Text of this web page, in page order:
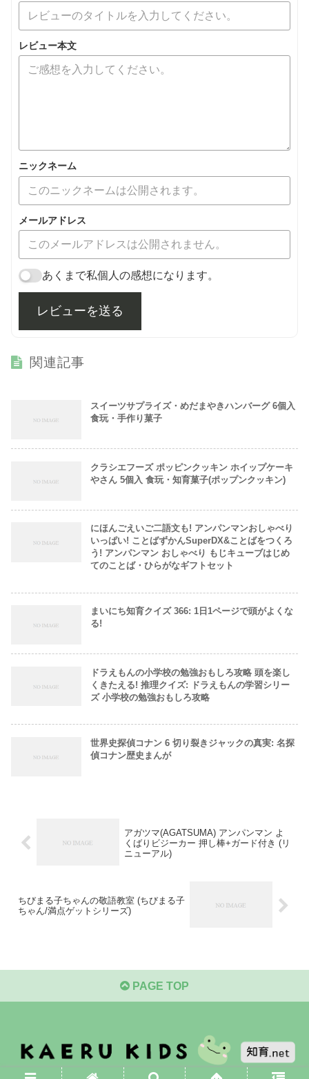
レビュー本文
ニックネーム
メールアドレス
あくまで私個人の感想になります。
レビューを送る
関連記事
スイーツサプライズ・めだまやきハンバーグ 6個入
食玩・手作り菓子
クラシエフーズ ポッピンクッキン ホイップケーキ
やさん 5個入 食玩・知育菓子(ポップンクッキン)
にほんごえいご二語文も! アンパンマンおしゃべり
いっぱい! ことばずかんSuperDX&ことばをつくろ
う! アンパンマン おしゃべり もじキューブはじめ
てのことば・ひらがなギフトセット
まいにち知育クイズ 366: 1日1ページで頭がよくな
る!
ドラえもんの小学校の勉強おもしろ攻略 頭を楽し
くきたえる! 推理クイズ: ドラえもんの学習シリー
ズ 小学校の勉強おもしろ攻略
世界史探偵コナン 6 切り裂きジャックの真実: 名探
偵コナン歴史まんが
アガツマ(AGATSUMA) アンパンマン よ
くばりビジーカー 押し棒+ガード付き (リ
ニューアル)
ちびまる子ちゃんの敬語教室 (ちびまる子
ちゃん/満点ゲットシリーズ)
PAGE TOP